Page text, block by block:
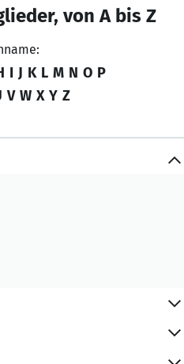
von A bis Z
I J K L M N O P
V W X Y Z